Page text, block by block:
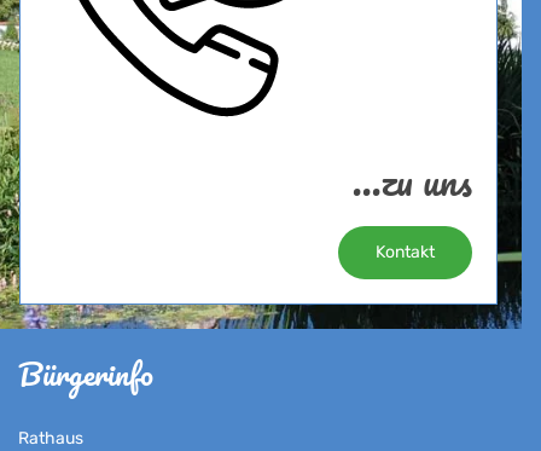
...zu uns
Kontakt
Bürgerinfo
Rathaus